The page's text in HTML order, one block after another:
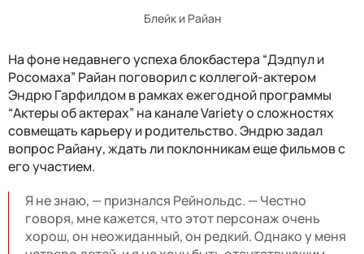
Блейк и Райан
На фоне недавнего успеха блокбастера “Дэдпул и
Росомаха” Райан поговорил с коллегой-актером
Эндрю Гарфилдом в рамках ежегодной программы
“Актеры об актерах” на канале Variety о сложностях
совмещать карьеру и родительство. Эндрю задал
вопрос Райану, ждать ли поклонникам еще фильмов с
его участием.
Я не знаю, — признался Рейнольдс. — Честно
говоря, мне кажется, что этот персонаж очень
хорош, он неожиданный, он редкий. Однако у меня